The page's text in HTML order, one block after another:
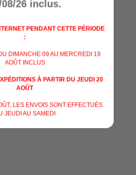
08/26 inclus.
PENDANT CETTE PÉRIODE
:
DIMANCHE 09 AU MERCREDI 19
AOÛT INCLUS
À PARTIR DU JEUDI 20
AOÛT
LES ENVOIS SONT EFFECTUÉS
JEUDI AU SAMEDI